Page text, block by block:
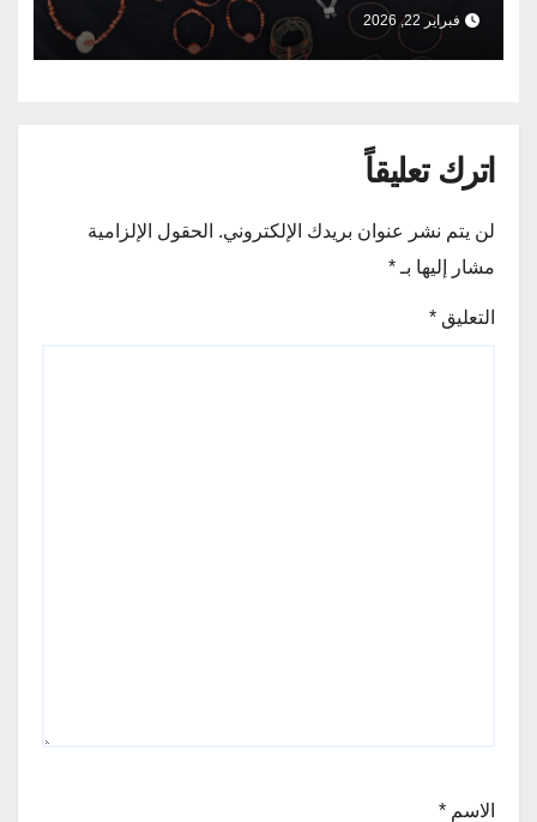
فبراير 22, 2026
اترك تعليقاً
لن يتم نشر عنوان بريدك الإلكتروني. الحقول الإلزامية
مشار إليها بـ *
التعليق *
الاسم *